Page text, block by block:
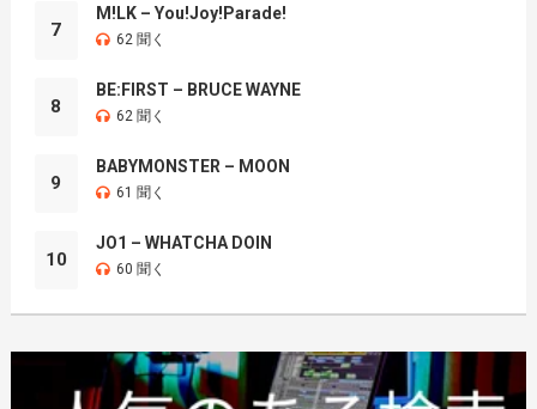
7
M!LK – You!Joy!Parade!
62 聞く
8
BE:FIRST – BRUCE WAYNE
62 聞く
9
BABYMONSTER – MOON
61 聞く
10
JO1 – WHATCHA DOIN
60 聞く